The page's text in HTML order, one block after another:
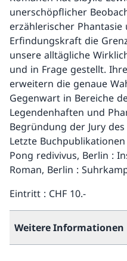
unerschöpflicher
erzählerischer
Erfindungskraft die
unsere alltägliche
und in Frage gestellt.
erweitern die genaue
Gegenwart in Bereiche
Legendenhaften und
Begründung der Jury
Letzte
Pong redivivus, Berlin :
Roman, Berlin :
Eintritt : CHF 10.-
Weitere Informationen